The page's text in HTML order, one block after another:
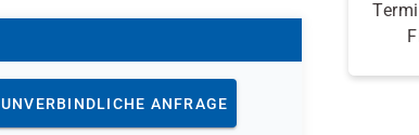
UNVERBINDLICHE ANFRAGE